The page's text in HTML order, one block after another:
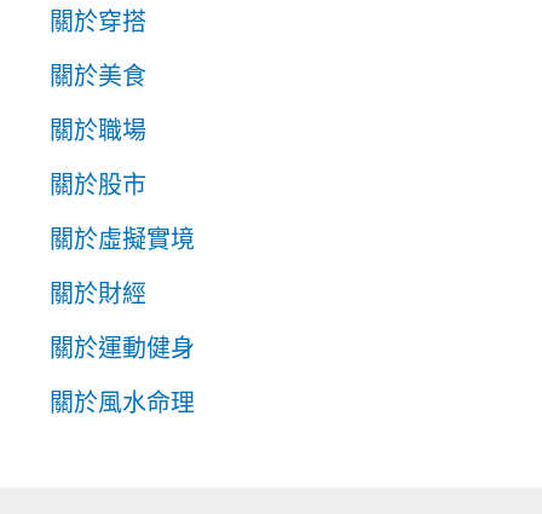
關於穿搭
關於美食
關於職場
關於股市
關於虛擬實境
關於財經
關於運動健身
關於風水命理